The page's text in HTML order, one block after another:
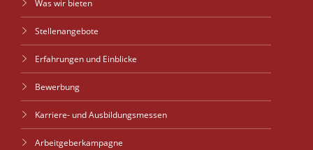
Was wir bieten
Stellenangebote
Erfahrungen und Einblicke
Bewerbung
Karriere- und Ausbildungsmessen
Arbeitgeberkampagne